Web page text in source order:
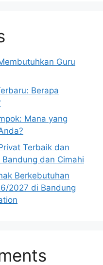
Guru
Berapa
Mana yang
Terbaik dan
dan Cimahi
Berkebutuhan
2027 di Bandung